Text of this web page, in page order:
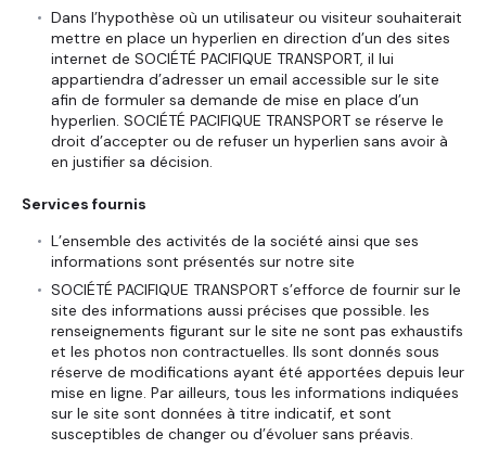
Dans l’hypothèse où un utilisateur ou visiteur souhaiterait
mettre en place un hyperlien en direction d’un des sites
internet de SOCIÉTÉ PACIFIQUE TRANSPORT, il lui
appartiendra d’adresser un email accessible sur le site
afin de formuler sa demande de mise en place d’un
hyperlien. SOCIÉTÉ PACIFIQUE TRANSPORT se réserve le
droit d’accepter ou de refuser un hyperlien sans avoir à
en justifier sa décision.
Services fournis
L’ensemble des activités de la société ainsi que ses
informations sont présentés sur notre site
SOCIÉTÉ PACIFIQUE TRANSPORT s’efforce de fournir sur le
site des informations aussi précises que possible. les
renseignements figurant sur le site ne sont pas exhaustifs
et les photos non contractuelles. Ils sont donnés sous
réserve de modifications ayant été apportées depuis leur
mise en ligne. Par ailleurs, tous les informations indiquées
sur le site sont données à titre indicatif, et sont
susceptibles de changer ou d’évoluer sans préavis.